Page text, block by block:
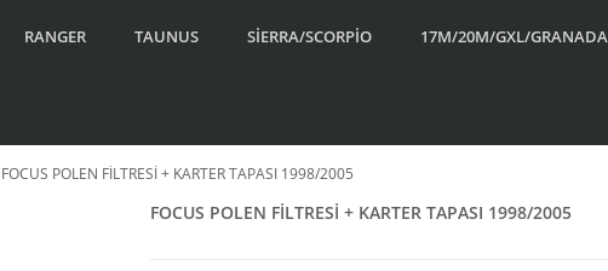
RANGER TAUNUS SİERRA/SCORPİO 17M/20M/GXL/GRANADA
FOCUS POLEN FİLTRESİ + KARTER TAPASI 1998/2005
FOCUS POLEN FİLTRESİ + KARTER TAPASI 1998/2005